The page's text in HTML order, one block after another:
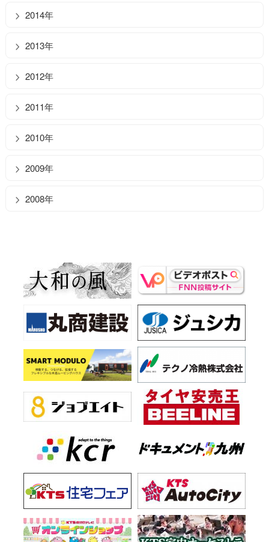
2014年
2013年
2012年
2011年
2010年
2009年
2008年